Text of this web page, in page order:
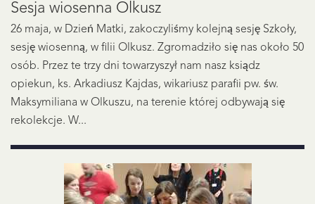
Sesja wiosenna Olkusz
26 maja, w Dzień Matki, zakoczyliśmy kolejną sesję Szkoły,
sesję wiosenną, w filii Olkusz. Zgromadziło się nas około 50
osób. Przez te trzy dni towarzyszył nam nasz ksiądz
opiekun, ks. Arkadiusz Kajdas, wikariusz parafii pw. św.
Maksymiliana w Olkuszu, na terenie której odbywają się
rekolekcje. W...